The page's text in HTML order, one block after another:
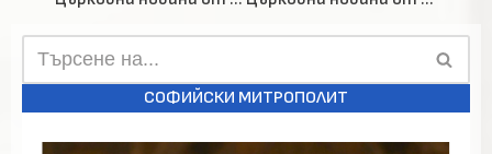
СОФИЙСКИ МИТРОПОЛИТ